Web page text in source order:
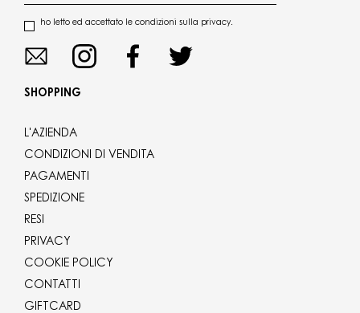
ho letto ed accettato le condizioni sulla privacy.
SHOPPING
L'AZIENDA
CONDIZIONI DI VENDITA
PAGAMENTI
SPEDIZIONE
RESI
PRIVACY
COOKIE POLICY
CONTATTI
GIFTCARD